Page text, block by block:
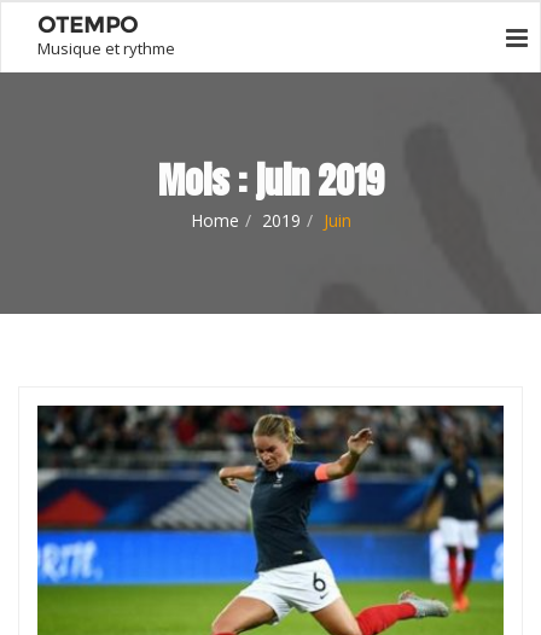
OTEMPO
Musique et rythme
Mois :juin 2019
Home 2019 Juin